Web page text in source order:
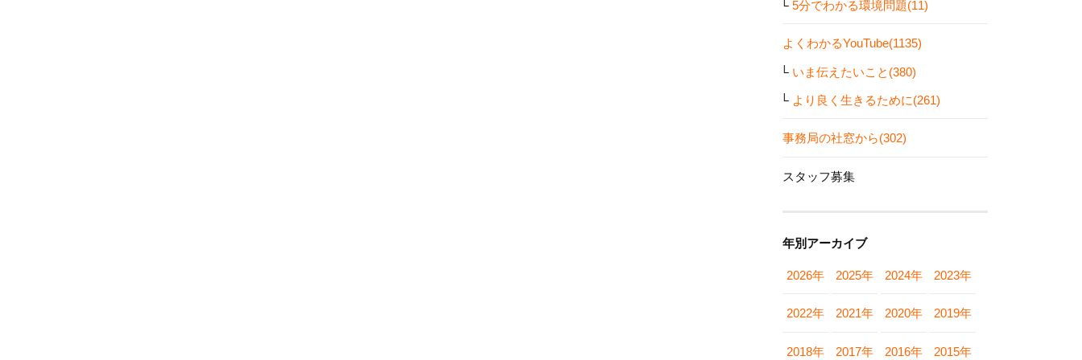
5分でわかる環境問題(11)
よくわかるYouTube(1135)
いま伝えたいこと(380)
より良く生きるために(261)
事務局の社窓から(302)
スタッフ募集
年別アーカイブ
2026年 2025年 2024年 2023年
2022年 2021年 2020年 2019年
2018年 2017年 2016年 2015年